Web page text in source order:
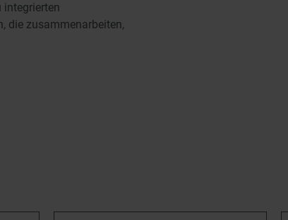
integrierten
die zusammenarbeiten,